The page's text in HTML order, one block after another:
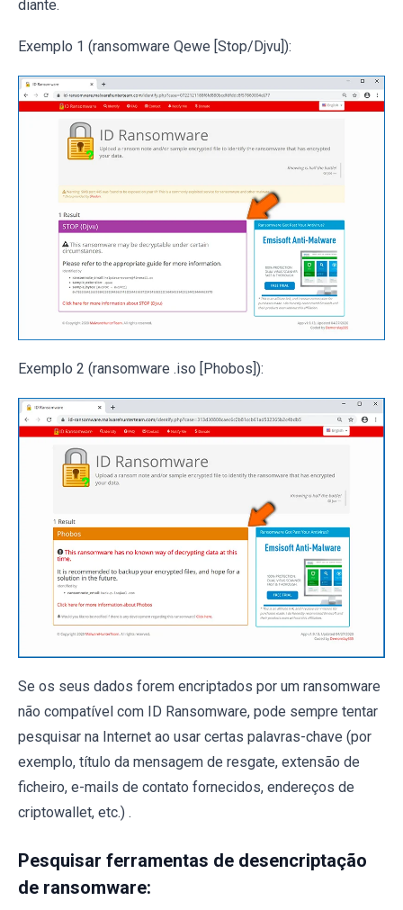
diante.
Exemplo 1 (ransomware Qewe [Stop/Djvu]):
Exemplo 2 (ransomware .iso [Phobos]):
Se os seus dados forem encriptados por um ransomware
não compatível com ID Ransomware, pode sempre tentar
pesquisar na Internet ao usar certas palavras-chave (por
exemplo, título da mensagem de resgate, extensão de
ficheiro, e-mails de contato fornecidos, endereços de
criptowallet, etc.) .
Pesquisar ferramentas de desencriptação
de ransomware: